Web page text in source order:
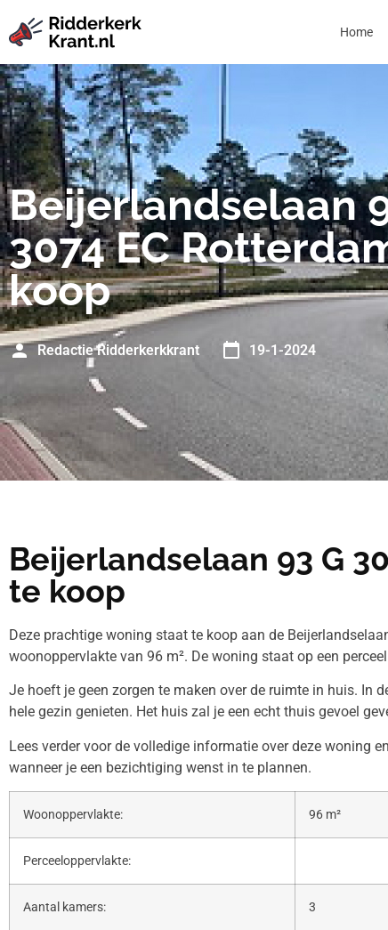
Home
Beijerlandselaan
3074 EC
koop
Redactie Ridderkerkkrant 19-1-2024
Beijerlandselaan 93 G
te koop
Deze prachtige woning staat te koop aan de
woonoppervlakte van 96 m². De woning staat op een
Je hoeft je geen zorgen te maken over de ruimte in huis. In
hele gezin genieten. Het huis zal je een echt thuis gevoel
Lees verder voor de volledige informatie over deze woning
wanneer je een bezichtiging wenst in te plannen.
Woonoppervlakte: 96 m²
Perceeloppervlakte:
Aantal kamers: 3